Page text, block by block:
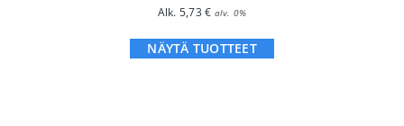
Alk. 5,73€ alv. 0%
NÄYTÄ TUOTTEET